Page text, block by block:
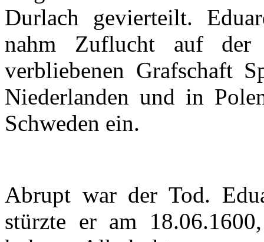
Durlach
gevierteilt.
nahm
Zuflucht auf der
verbliebenen Grafschaft
Niederlanden und in
Schweden ein.
Abrupt war der Tod.
stürzte eram